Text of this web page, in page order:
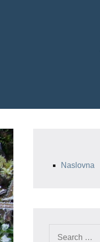
Naslovna